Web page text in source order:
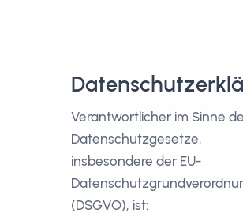
Verantwortlicher im Sinne
Datenschutzgesetze,
insbesondere der EU-
(DSGVO), ist: